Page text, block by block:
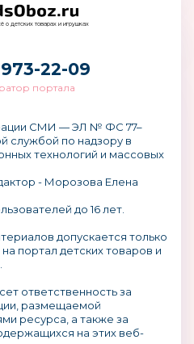
о детских товарах и игрушках
22-09
портала
СМИ — ЭЛ № ФС 77–
службой по надзору в
технологий и массовых
- Морозова Елена
до 16 лет.
допускается только
портал детских товаров и
ответственность за
размещаемой
ресурса, а также за
на этих веб-